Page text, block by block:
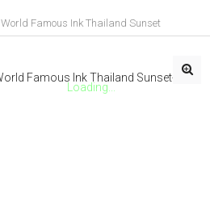
World Famous Ink Thailand Sunset
Loading...